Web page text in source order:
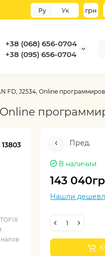
грн
Ру Ук
+38 (068) 656-0704
+38 (095) 656-0704
FD, J2534, Online
Online
13803 Пред.
В наличии
143
Нашли